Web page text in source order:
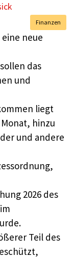
Finanzen
neue
das
und
liegt
hinzu
und andere
2026 des
Teil des